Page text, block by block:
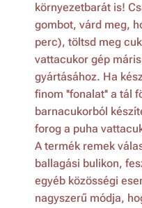
környezetbarát is!
gombot, várd meg,
perc), töltsd meg
vattacukor gép
gyártásához. Ha
finom ''fonalat'' a tál
barnacukorból
forog a puha
A termék remek
ballagási bulikon,
egyéb közösségi
nagyszerű módja,